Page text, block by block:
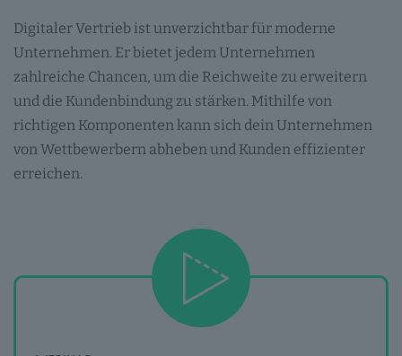
Digitaler Vertrieb ist unverzichtbar für moderne
Unternehmen. Er bietet jedem Unternehmen
zahlreiche Chancen, um die Reichweite zu erweitern
und die Kundenbindung zu stärken. Mithilfe von
richtigen Komponenten kann sich dein Unternehmen
von Wettbewerbern abheben und Kunden effizienter
erreichen.